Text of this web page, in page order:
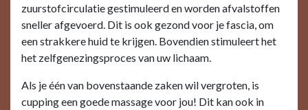
zuurstofcirculatie gestimuleerd en worden afvalstoffen
sneller afgevoerd. Dit is ook gezond voor je fascia, om
een strakkere huid te krijgen. Bovendien stimuleert het
het zelfgenezingsproces van uw lichaam.
Als je één van bovenstaande zaken wil vergroten, is
cupping een goede massage voor jou! Dit kan ook in